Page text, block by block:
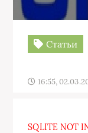
Статьи
16:55,
SQLITE NOT